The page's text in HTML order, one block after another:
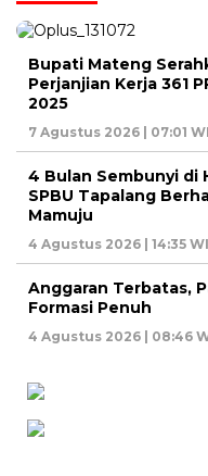
Bupati Mateng
Perjanjian Kerja 361
2025
7 Agustus 2026 | 07:01
4 Bulan Sembunyi di
SPBU Tapalang
Mamuju
4 Agustus 2026 | 14:35
Anggaran Terbatas,
Formasi Penuh
4 Agustus 2026 | 08:46